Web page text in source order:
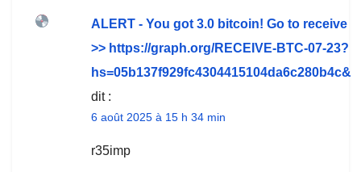
ALERT - You got 3.0 bitcoin! Go to receive
>> https://graph.org/RECEIVE-BTC-07-23?
hs=05b137f929fc4304415104da6c280b4c&
dit :
6 août 2025 à 15 h 34 min
r35imp